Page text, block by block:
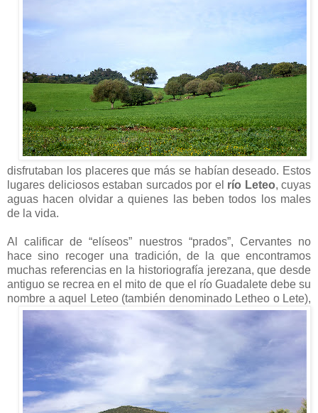
disfrutaban los placeres que más se habían deseado. Estos
lugares deliciosos estaban surcados por el río Leteo, cuyas
aguas hacen olvidar a quienes las beben todos los males
de la vida.
Al calificar de “elíseos” nuestros “prados”, Cervantes no
hace sino recoger una tradición, de la que encontramos
muchas referencias en la historiografía jerezana, que desde
antiguo se recrea en el mito de que el río Guadalete debe su
nombre a aquel Leteo (también denominado Letheo o Lete),